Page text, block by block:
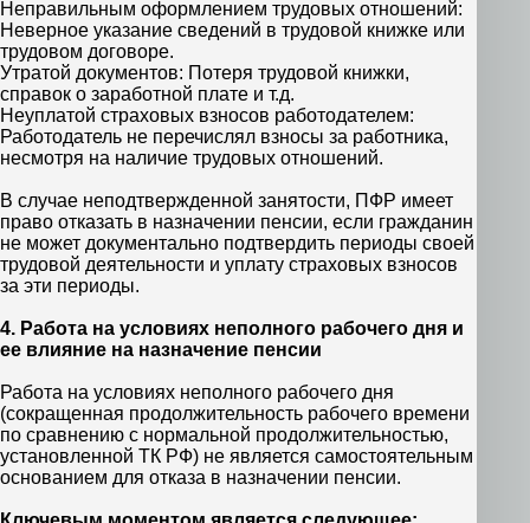
Неправильным оформлением трудовых отношений:
Неверное указание сведений в трудовой книжке или
трудовом договоре.
Утратой документов: Потеря трудовой книжки,
справок о заработной плате и т.д.
Неуплатой страховых взносов работодателем:
Работодатель не перечислял взносы за работника,
несмотря на наличие трудовых отношений.
В случае неподтвержденной занятости, ПФР имеет
право отказать в назначении пенсии, если гражданин
не может документально подтвердить периоды своей
трудовой деятельности и уплату страховых взносов
за эти периоды.
4. Работа на условиях неполного рабочего дня и
ее влияние на назначение пенсии
Работа на условиях неполного рабочего дня
(сокращенная продолжительность рабочего времени
по сравнению с нормальной продолжительностью,
установленной ТК РФ) не является самостоятельным
основанием для отказа в назначении пенсии.